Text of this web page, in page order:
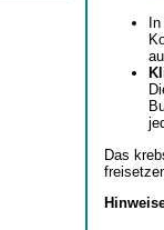
Das